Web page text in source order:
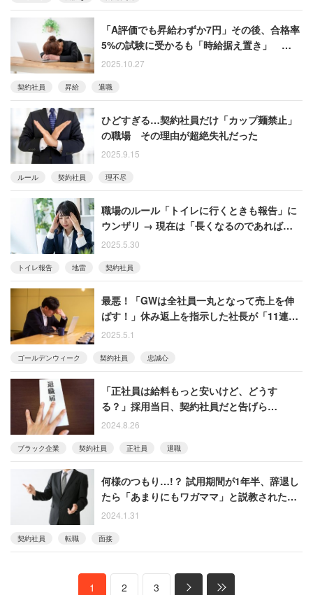
「A評価でも昇給わずか7円」その後、合格率
5%の試験に受かるも「時給据え置き」 馬鹿
らしくなって転職した女性
2025.10.27
契約社員 昇給 退職
ひどすぎる…契約社員だけ「カップ麺禁止」
の職場 その理由が超絶失礼だった
2025.9.15
ルール 契約社員 理不尽
職場のルール「トイレに行くときも報告」に
ウンザリ → 現在は「長くなるのであれば報
告」に
2025.5.30
トイレ報告 地雷 契約社員
最悪！「GWは全社員一丸となって売上を伸
ばす！」休み返上を指示した社長が「11連
休」取得…「忠誠心がなくなりました」呆れ
2025.5.1
ゴールデンウィーク 契約社員 忠誠心
「正社員は給料もっと安いけど、どうす
る？」採用当日、契約社員だと告げら
れ…… 結局、1週間で辞めた女性
2024.8.26
ブラック企業 契約社員 正社員 退職
何様のつもり…!？ 試用期間が1年半、辞退し
たら「あまりにもワガママ」と説教された男
性
2024.1.31
契約社員 転職 面接
1 2 3